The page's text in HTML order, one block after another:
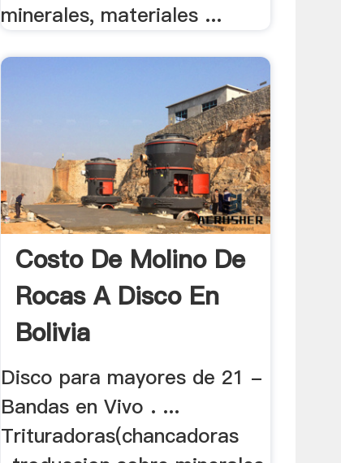
minerales, materiales ...
Costo De Molino De
Rocas A Disco En
Bolivia
Disco para mayores de 21 -
Bandas en Vivo . ...
Trituradoras(chancadoras